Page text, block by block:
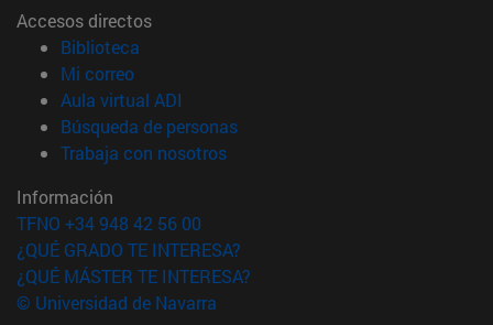
Accesos directos
Biblioteca
Mi correo(abre en nueva ventana)
Aula virtual ADI
Búsqueda de personas(abre en nueva ventana)
Trabaja con nosotros(abre en nueva ventana)
Información
TFNO +34 948 42 56 00
¿QUÉ GRADO TE INTERESA?
¿QUÉ MÁSTER TE INTERESA?
© Universidad de Navarra